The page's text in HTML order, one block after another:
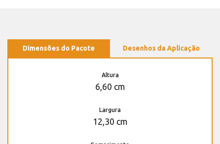
Dimensões do Pacote Desenhos da Aplicação
Altura
6,60 cm
Largura
12,30 cm